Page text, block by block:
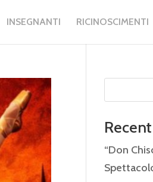
INSEGNANTI RICINOSCIMENTI
“Don